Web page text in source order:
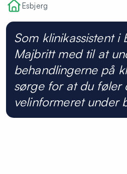
Esbjerg
Som klinikassistent i
Majbritt med til at
behandlingerne på
sørge for at du føler
velinformeret under